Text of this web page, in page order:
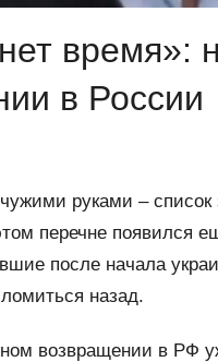
в России
руками –
перечне появился
после начала
назад.
возвращении в РФ